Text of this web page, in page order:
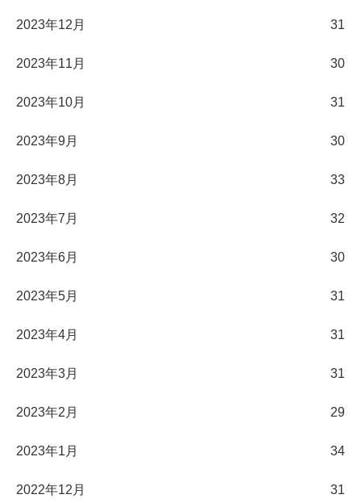
2023年12月 31
2023年11月 30
2023年10月 31
2023年9月 30
2023年8月 33
2023年7月 32
2023年6月 30
2023年5月 31
2023年4月 31
2023年3月 31
2023年2月 29
2023年1月 34
2022年12月 31